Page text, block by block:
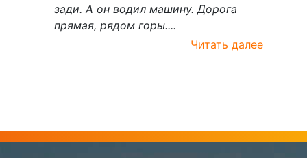
зади. А он водил машину. Дорога
прямая, рядом горы....
Читать далее